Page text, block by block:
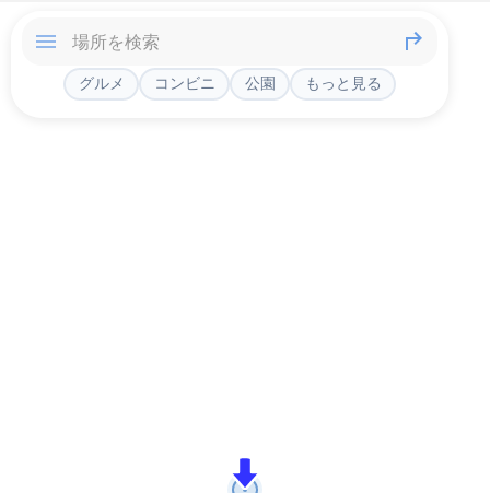
グルメ コンビニ 公園 もっと見る